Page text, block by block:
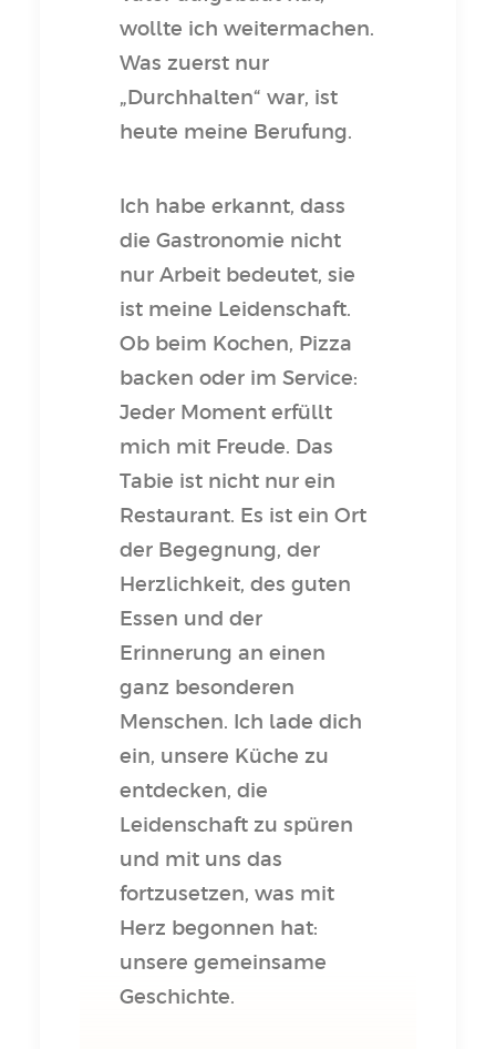
wollte ich weitermachen.
Was zuerst nur
„Durchhalten“ war, ist
heute meine Berufung.
Ich habe erkannt, dass
die Gastronomie nicht
nur Arbeit bedeutet, sie
ist meine Leidenschaft.
Ob beim Kochen, Pizza
backen oder im Service:
Jeder Moment erfüllt
mich mit Freude. Das
Tabie ist nicht nur ein
Restaurant. Es ist ein Ort
der Begegnung, der
Herzlichkeit, des guten
Essen und der
Erinnerung an einen
ganz besonderen
Menschen. Ich lade dich
ein, unsere Küche zu
entdecken, die
Leidenschaft zu spüren
und mit uns das
fortzusetzen, was mit
Herz begonnen hat:
unsere gemeinsame
Geschichte.